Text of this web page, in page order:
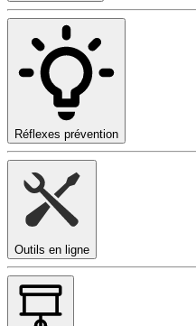
Réflexes prévention
Outils en ligne